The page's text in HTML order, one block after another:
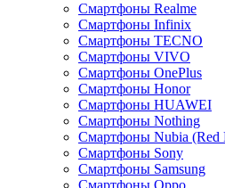
Смартфоны Realme
Смартфоны Infinix
Смартфоны TECNO
Смартфоны VIVO
Смартфоны OnePlus
Смартфоны Honor
Смартфоны HUAWEI
Смартфоны Nothing
Смартфоны Nubia (Red
Смартфоны Sony
Смартфоны Samsung